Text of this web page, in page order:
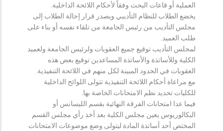
العملية أو قاعات البحث وفقاً لأحكام اللائحة الداخلية.
يخضع الطلاب للنظام التأديبي ويصدر قرار إحالة الطلاب إلى
مجلس التأديب من رئيس الجامعة من تلقاء نفسه أو بناء على
طلب العميد.
لمجلس التأديب توقيع جميع العقوبات ولرئيس الجامعة ولعميد
الكلية وللأساتذة والأساتذة المساعدين توقيع بعض هذه
العقوبات في الحدود المبينة لكل منهم في اللائحة التنفيذية.
مع مراعاة أحكام اللائحة التنفيذية تتولى اللوائح الداخلية
للكليات تحديد نظم الامتحانات الخاصة بها.
فيما عدا امتحانات الفرقة النهائية بقسم الليسانس أو
البكالوريوس يعين مجلس الكلية بعد أخذ رأي مجلس القسم
المختص أحد أساتذة المادة ليتولى وضع موضوعات الامتحانات